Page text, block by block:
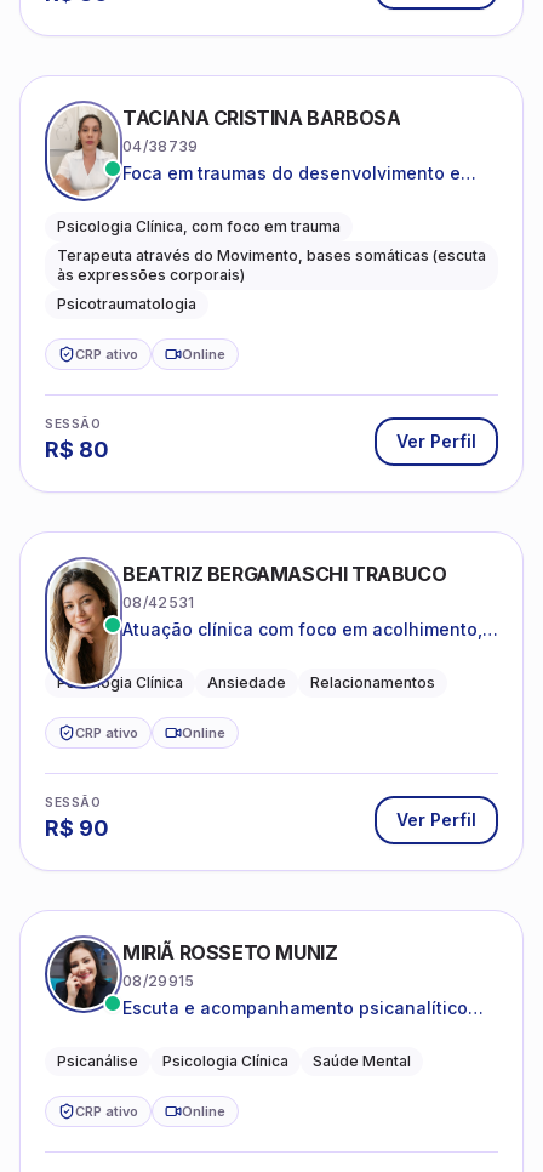
TACIANA CRISTINA BARBOSA
04/38739
Foca em traumas do desenvolvimento e
Psicologia Clínica, com foco em trauma
Terapeuta através do Movimento, bases somáticas (escuta
às expressões corporais)
Psicotraumatologia
CRP ativo Online
SESSÃO
R$ 80 Ver Perfil
BEATRIZ BERGAMASCHI TRABUCO
08/42531
Atuação clínica com foco em acolhimento,
Psicologia Clínica Ansiedade Relacionamentos
CRP ativo Online
SESSÃO
R$ 90 Ver Perfil
MIRIÃ ROSSETO MUNIZ
08/29915
Escuta e acompanhamento psicanalítico
Psicanálise Psicologia Clínica Saúde Mental
CRP ativo Online